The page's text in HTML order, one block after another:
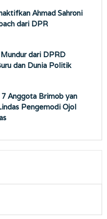
Ahmad Sahroni
dari DPR
dari DPRD
dan Dunia Politik
Anggota Brimob yan
Pengemodi Ojol